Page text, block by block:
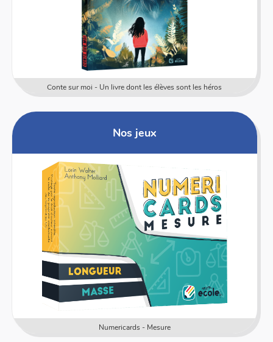
Conte sur moi - Un livre dont les élèves sont les héros
Nos jeux
Numericards - Mesure